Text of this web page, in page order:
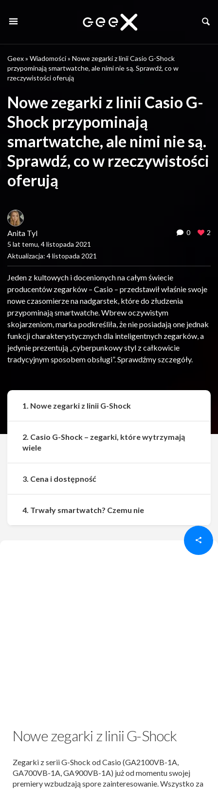
Geex» Wiadomości» Nowe zegarki z linii Casio G-Shock
przypominają smartwatche, ale nimi nie są. Sprawdź, co w
rzeczywistości oferują
Nowe zegarki z linii Casio G-
Shock przypominają
smartwatche, ale nimi nie są.
Sprawdź, co w rzeczywistości
oferują
Anita Tyl
5 lat temu, 4 listopada 2021
Aktualizacja: 4 listopada 2021
0 2
Jeden z kultowych i docenionych na całym świecie
producentów zegarków – Casio – przedstawił właśnie swoje
nowe czasomierze na nadgarstek, które do złudzenia
przypominają smartwatche. Wbrew oczywistym
skojarzeniom, marka podkreśliła, że nie posiadają one jednak
funkcji charakterystycznych dla inteligentnych zegarków, a
jedynie prezentują „cyberpunkowy styl z całkowicie
tradycyjnym sposobem obsługi”. Sprawdźmy szczegóły.
Udostępnij
Nowe zegarki z linii G-Shock
Zegarki z serii G-Shock od Casio (GA2100VB-1A,
GA700VB-1A, GA900VB-1A) już od momentu swojej
premiery wzbudzają spore zainteresowanie. Wszystko za
1. Nowe zegarki z linii G-Shock
2. Casio G-Shock – zegarki, które wytrzymają
wiele
3. Cena i dostępność
4. Trwały smartwatch? Czemu nie